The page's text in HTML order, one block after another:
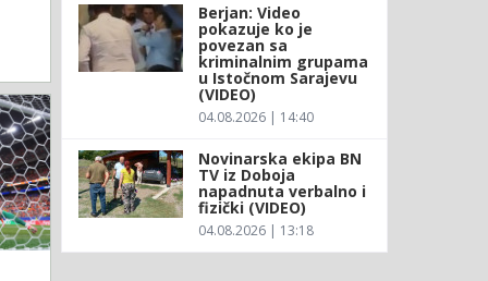
Berjan: Video
pokazuje ko je
povezan sa
kriminalnim grupama
u Istočnom Sarajevu
(VIDEO)
04.08.2026 | 14:40
Novinarska ekipa BN
TV iz Doboja
napadnuta verbalno i
fizički (VIDEO)
04.08.2026 | 13:18